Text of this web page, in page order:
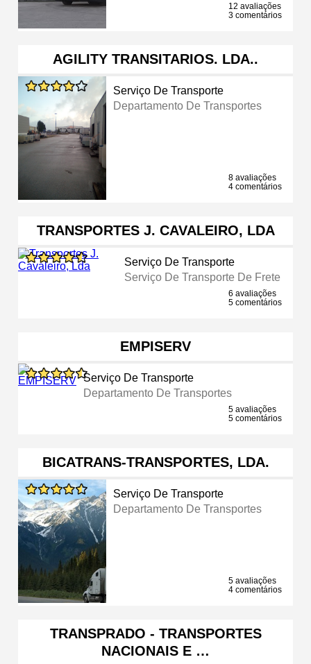
12 avaliações
3 comentários
AGILITY TRANSITARIOS. LDA..
Serviço De Transporte
Departamento De Transportes
8 avaliações
4 comentários
TRANSPORTES J. CAVALEIRO, LDA
Serviço De Transporte
Serviço De Transporte De Frete
6 avaliações
5 comentários
EMPISERV
Serviço De Transporte
Departamento De Transportes
5 avaliações
5 comentários
BICATRANS-TRANSPORTES, LDA.
Serviço De Transporte
Departamento De Transportes
5 avaliações
4 comentários
TRANSPRADO - TRANSPORTES
NACIONAIS E …